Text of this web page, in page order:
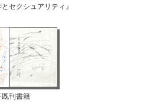
セクシュアリティ』
刊書籍